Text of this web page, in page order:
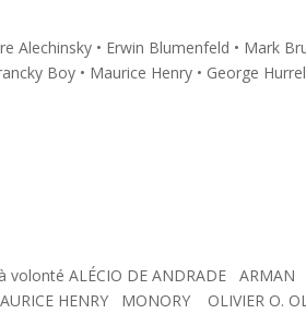
• Erwin Blumenfeld • Mark
Boy • Maurice Henry • George
volonté ALÉCIO DE ANDRADE
HENRY MONORY OLIVIER O.